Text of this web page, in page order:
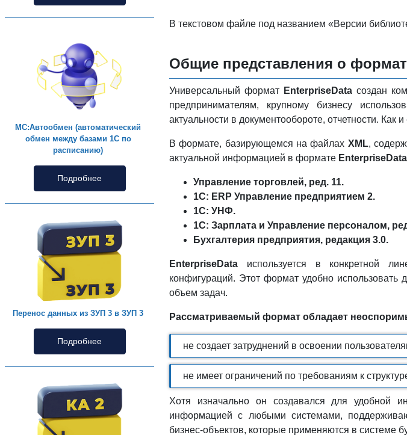
МС:Автообмен (автоматический
обмен между базами 1С по
расписанию)
Подробнее
Перенос данных из ЗУП 3 в ЗУП 3
Подробнее
В текстовом файле под названием «Версии
Общие представления о
Универсальный формат EnterpriseData создан
предпринимателям, крупному бизнесу
актуальности в документообороте, отчетности. Как
В формате, базирующемся на файлах XML,
актуальной информацией в формате EnterpriseData
Управление торговлей, ред. 11.
1С: ERP Управление предприятием 2.
1С: УНФ.
1С: Зарплата и Управление персоналом,
Бухгалтерия предприятия, редакция 3.0.
EnterpriseData используется в конкретной
конфигураций. Этот формат удобно
объем задач.
Рассматриваемый формат обладает
не создает затруднений в освоении
не имеет ограничений по требованиям к
Хотя изначально он создавался для удобной
информацией с любыми системами,
бизнес-объектов, которые применяются в системе